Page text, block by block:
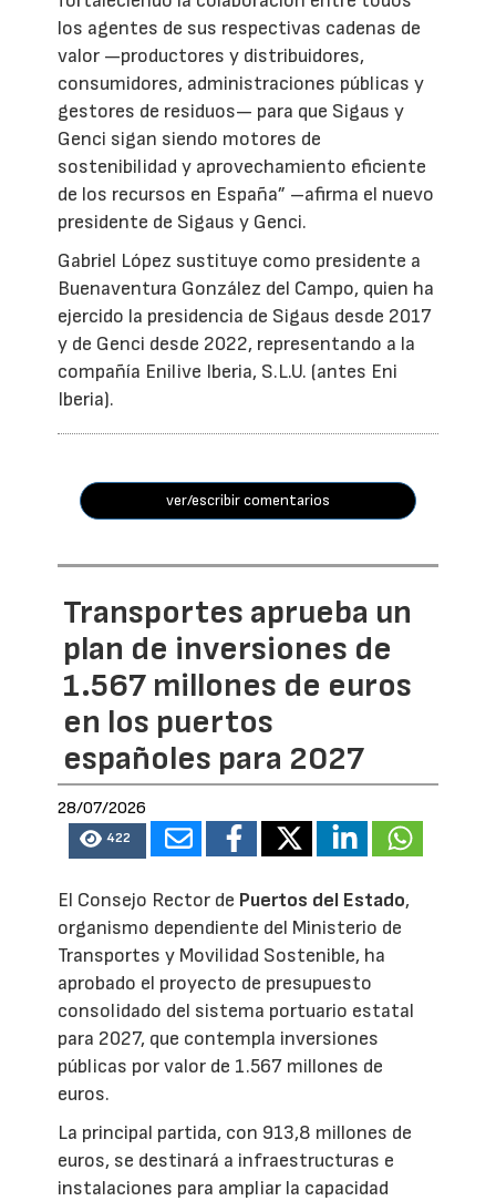
los agentes de sus respectivas cadenas de
valor —productores y distribuidores,
consumidores, administraciones públicas y
gestores de residuos— para que Sigaus y
Genci sigan siendo motores de
sostenibilidad y aprovechamiento eficiente
de los recursos en España” –afirma el nuevo
presidente de Sigaus y Genci.
Gabriel López sustituye como presidente a
Buenaventura González del Campo, quien ha
ejercido la presidencia de Sigaus desde 2017
y de Genci desde 2022, representando a la
compañía Enilive Iberia, S.L.U. (antes Eni
Iberia).
ver/escribir comentarios
Transportes aprueba un
plan de inversiones de
1.567 millones de euros
en los puertos
españoles para 2027
28/07/2026
422
El Consejo Rector de Puertos del Estado,
organismo dependiente del Ministerio de
Transportes y Movilidad Sostenible, ha
aprobado el proyecto de presupuesto
consolidado del sistema portuario estatal
para 2027, que contempla inversiones
públicas por valor de 1.567 millones de
euros.
La principal partida, con 913,8 millones de
euros, se destinará a infraestructuras e
instalaciones para ampliar la capacidad